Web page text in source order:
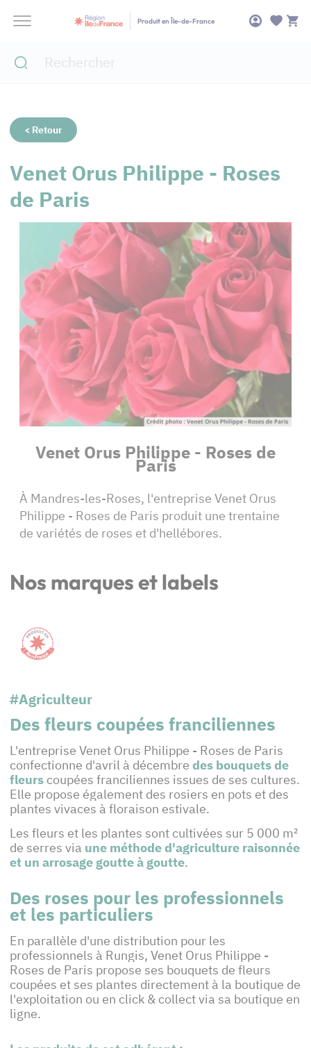
Produit en Île-de-France
< Retour
Venet Orus Philippe - Roses
de Paris
Venet Orus Philippe - Roses de
Paris
À Mandres-les-Roses, l'entreprise Venet Orus
Philippe - Roses de Paris produit une trentaine
de variétés de roses et d'hellébores.
Nos marques et labels
#Agriculteur
Des fleurs coupées franciliennes
L'entreprise Venet Orus Philippe - Roses de Paris
confectionne d'avril à décembre des bouquets de
fleurs coupées franciliennes issues de ses cultures.
Elle propose également des rosiers en pots et des
plantes vivaces à floraison estivale.
Les fleurs et les plantes sont cultivées sur 5 000 m²
de serres via une méthode d'agriculture raisonnée
et un arrosage goutte à goutte.
Des roses pour les professionnels
et les particuliers
En parallèle d'une distribution pour les
professionnels à Rungis, Venet Orus Philippe -
Roses de Paris propose ses bouquets de fleurs
coupées et ses plantes directement à la boutique de
l'exploitation ou en click & collect via sa boutique en
ligne.